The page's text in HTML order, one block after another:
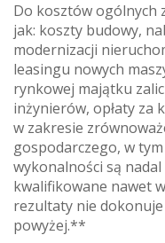
Do kosztów ogólnych
jak: koszty budowy,
modernizacji
leasingu nowych
rynkowej majątku
inżynierów, opłaty za
w zakresie
gospodarczego, w
wykonalności są
kwalifikowane nawet
rezultaty nie
powyżej.**